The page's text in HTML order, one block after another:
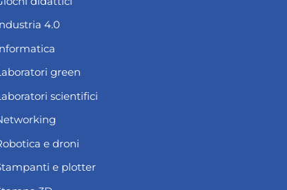
4.0
green
scientifici
e droni
e plotter